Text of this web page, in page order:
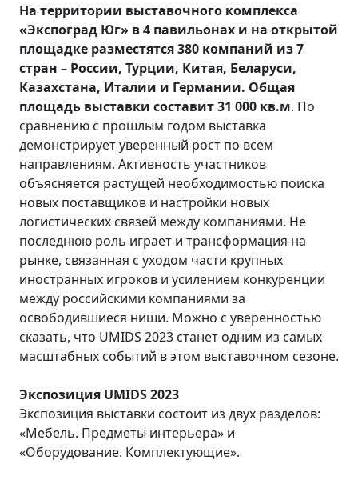
На территории выставочного комплекса
«Экспоград Юг» в 4 павильонах и на открытой
площадке разместятся 380 компаний из 7
стран – России, Турции, Китая, Беларуси,
Казахстана, Италии и Германии. Общая
площадь выставки составит 31 000 кв.м. По
сравнению с прошлым годом выставка
демонстрирует уверенный рост по всем
направлениям. Активность участников
объясняется растущей необходимостью поиска
новых поставщиков и настройки новых
логистических связей между компаниями. Не
последнюю роль играет и трансформация на
рынке, связанная с уходом части крупных
иностранных игроков и усилением конкуренции
между российскими компаниями за
освободившиеся ниши. Можно с уверенностью
сказать, что UMIDS 2023 станет одним из самых
масштабных событий в этом выставочном сезоне.
Экспозиция UMIDS2023
Экспозиция выставки состоит из двух разделов:
«Мебель. Предметы интерьера» и
«Оборудование. Комплектующие».